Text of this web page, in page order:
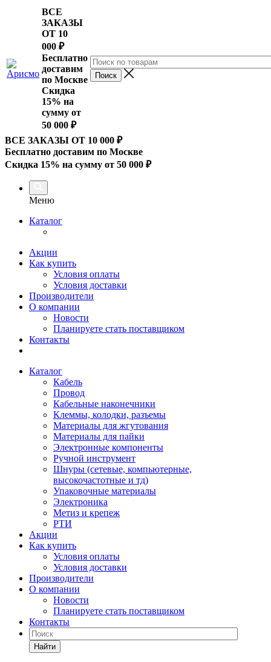
ВСЕ
ЗАКАЗЫ
ОТ 10
000 ₽
Бесплатно
доставим
по Москве
Скидка
15% на
сумму от
50 000 ₽
ВСЕ ЗАКАЗЫ ОТ 10 000 ₽
Бесплатно доставим по Москве
Скидка 15% на сумму от 50 000 ₽
Меню
Каталог
Акции
Как купить
Условия оплаты
Условия доставки
Производители
О компании
Новости
Планируете стать поставщиком
Контакты
Каталог
Кабель
Провод
Кабельные наконечники
Клеммы, колодки, разъемы
Материалы для жгутования
Материалы для пайки
Электронные компоненты
Ручной инструмент
Шнуры (сетевые, компьютерные,
высокочастотные и тд)
Упаковочные материалы
Электроника
Метиз и крепеж
РТИ
Акции
Как купить
Условия оплаты
Условия доставки
Производители
О компании
Новости
Планируете стать поставщиком
Контакты
Найти